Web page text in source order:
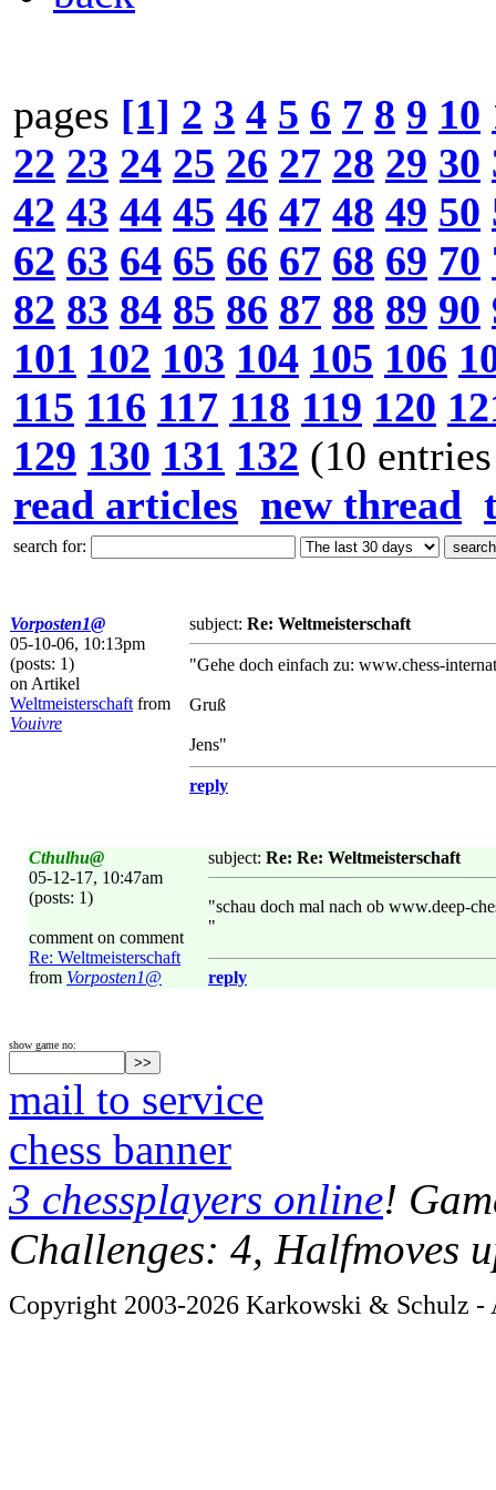
pages [1] 2 3 4 5 6 7 8 9 10
22 23 24 25 26 27 28 29 30
42 43 44 45 46 47 48 49 50
62 63 64 65 66 67 68 69 70
82 83 84 85 86 87 88 89 90
101 102 103 104 105 106
115 116 117 118 119 120
129 130 131 132 (10
read articles new thread
search for:
Vorposten1@
05-10-06, 10:13pm
(posts: 1)
on Artikel
Weltmeisterschaft from
Vouivre
subject: Re: Weltmeisterschaft
"Gehe doch einfach zu: www.chess-
Gruß
Jens"
reply
Cthulhu@
05-12-17, 10:47am
(posts: 1)
comment on comment
Re: Weltmeisterschaft
from Vorposten1@
subject: Re: Re: Weltmeisterschaft
"schau doch mal nach ob www.deep-
"
reply
show game no:
mail to service
chess banner
3 chessplayers online!
Challenges: 4, Halfmoves
Copyright 2003-2026 Karkowski & Schulz